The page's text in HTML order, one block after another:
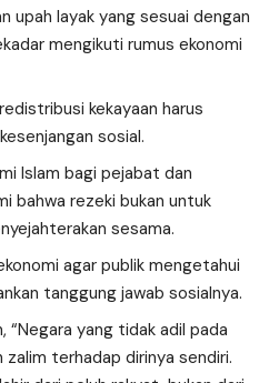
upah layak yang sesuai dengan
mengikuti rumus ekonomi
kekayaan harus
sosial.
Islam bagi pejabat dan
bahwa rezeki bukan untuk
sesama.
agar publik mengetahui
tanggung jawab sosialnya.
“Negara yang tidak adil pada
terhadap dirinya sendiri.